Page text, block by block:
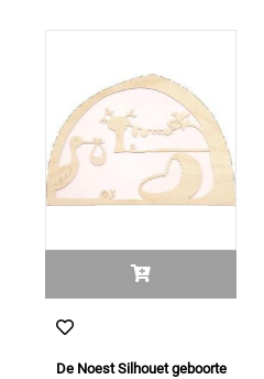
De Noest Silhouet geboorte